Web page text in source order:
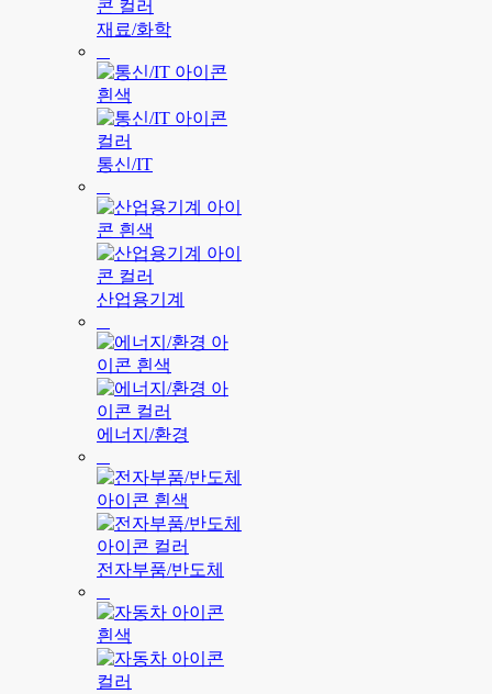
재료/화학
통신/IT
산업용기계
에너지/환경
전자부품/반도체